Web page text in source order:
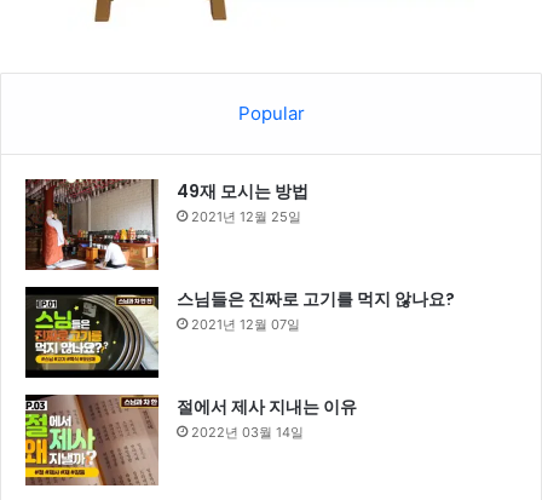
Popular
49재 모시는 방법
2021년 12월 25일
스님들은 진짜로 고기를 먹지 않나요?
2021년 12월 07일
절에서 제사 지내는 이유
2022년 03월 14일